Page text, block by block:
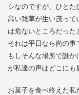
シなのですが、ひと
高い雑草が生い茂って
は危ないところだった
それは平日なら尚の事
もしそんな場所で誰か
が私達の声はどこにも
お菓子を食べ終えた私